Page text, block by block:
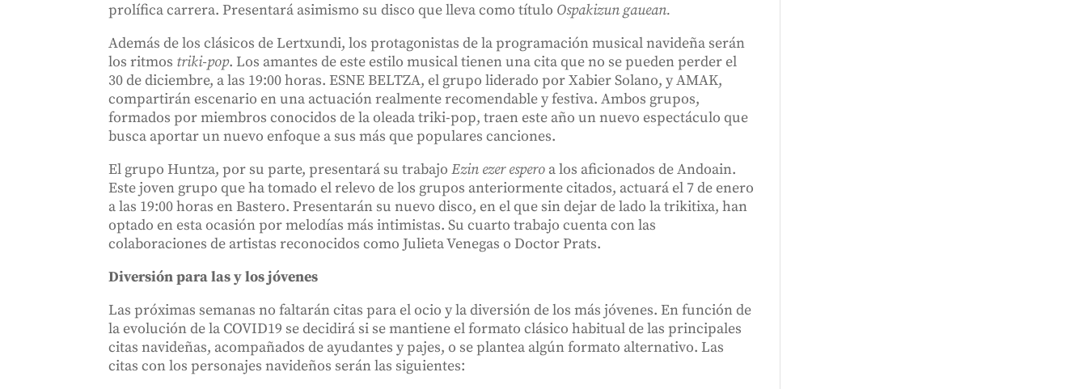
prolífica carrera. Presentará asimismo su disco que lleva como título Ospakizun gauean.
Además de los clásicos de Lertxundi, los protagonistas de la programación musical navideña serán
los ritmos triki-pop. Los amantes de este estilo musical tienen una cita que no se pueden perder el
30 de diciembre, a las 19:00 horas. ESNE BELTZA, el grupo liderado por Xabier Solano, y AMAK,
compartirán escenario en una actuación realmente recomendable y festiva. Ambos grupos,
formados por miembros conocidos de la oleada triki-pop, traen este año un nuevo espectáculo que
busca aportar un nuevo enfoque a sus más que populares canciones.
El grupo Huntza, por su parte, presentará su trabajoEzin ezer espero a los aficionados de Andoain.
Este joven grupo que ha tomado el relevo de los grupos anteriormente citados, actuará el 7 de enero
a las 19:00 horas en Bastero. Presentarán su nuevo disco, en el que sin dejar de lado la trikitixa, han
optado en esta ocasión por melodías más intimistas. Su cuarto trabajo cuenta con las
colaboraciones de artistas reconocidos como Julieta Venegas o Doctor Prats.
Diversión para las y los jóvenes
Las próximas semanas no faltarán citas para el ocio y la diversión de los más jóvenes. En función de
la evolución de la COVID19 se decidirá si se mantiene el formato clásico habitual de las principales
citas navideñas, acompañados de ayudantes y pajes, o se plantea algún formato alternativo. Las
citas con los personajes navideños serán las siguientes: